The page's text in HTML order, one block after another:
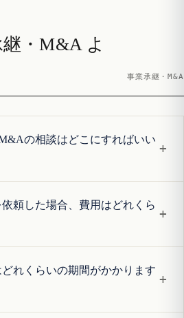
・M&A よ
事業承継・M&A
の相談はどこにすればいい
+
頼した場合、費用はどれくら
+
れくらいの期間がかかります
+